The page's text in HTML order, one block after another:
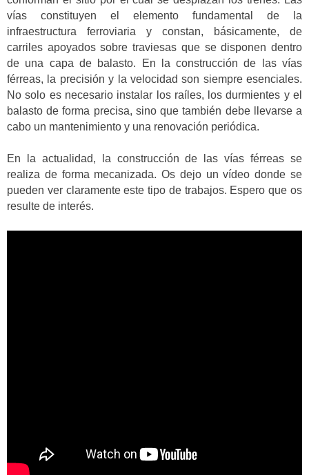
vías constituyen el elemento fundamental de la
infraestructura ferroviaria y constan, básicamente, de
carriles apoyados sobre traviesas que se disponen dentro
de una capa de balasto. En la construcción de las vías
férreas, la precisión y la velocidad son siempre esenciales.
No solo es necesario instalar los raíles, los durmientes y el
balasto de forma precisa, sino que también debe llevarse a
cabo un mantenimiento y una renovación periódica.
En la actualidad, la construcción de las vías férreas se
realiza de forma mecanizada. Os dejo un vídeo donde se
pueden ver claramente este tipo de trabajos. Espero que os
resulte de interés.